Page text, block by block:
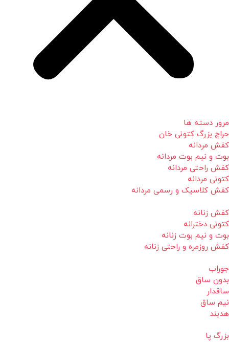
مرور دسته ها
حراج بزرگ کتونی خان
کفش مردانه
بوت و نیم بوت مردانه
کفش راحتی مردانه
کتونی مردانه
کفش کلاسیک و رسمی مردانه
کفش زنانه
کتونی دخترانه
بوت و نیم بوت زنانه
کفش روزمره و راحتی زنانه
جوراب
بدون ساق
ساقدار
نیم ساق
هدبند
بزرگ پا